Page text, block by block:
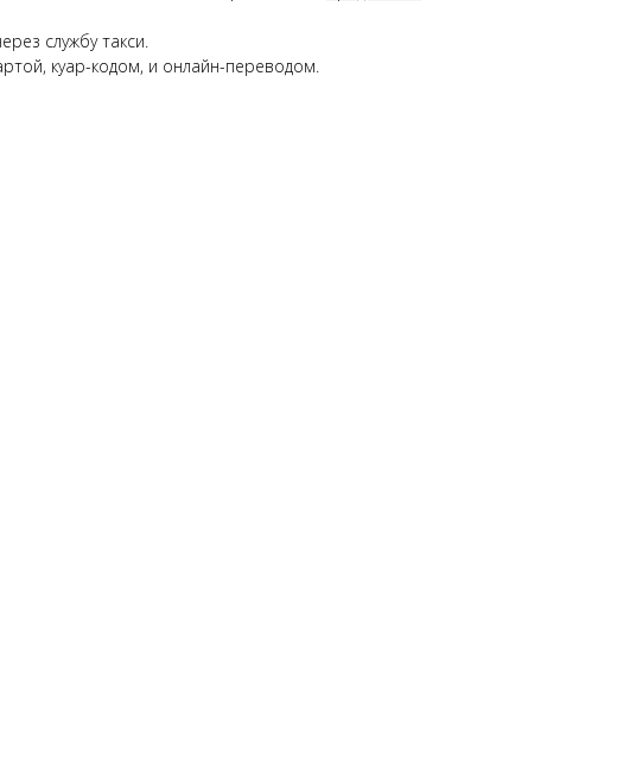
службу такси.
куар-кодом, и онлайн-переводом.